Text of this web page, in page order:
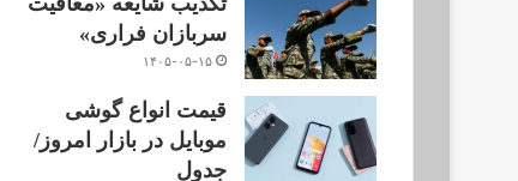
سربازان فراری»
۱۴۰۵-۰۵-۱۵
قیمت انواع گوشی
موبایل در بازار امروز/
جدول